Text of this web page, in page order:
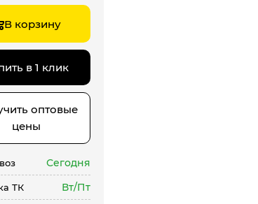
В корзину
в 1 клик
оптовые
цены
Сегодня
ТК Вт/Пт